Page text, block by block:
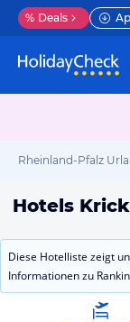
% Deals
Rheinland-Pfalz
Hotels
Diese Hotelliste zeigt
Informationen zu